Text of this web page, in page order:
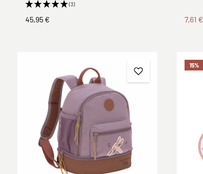
(3)
45,95 € 7,61 €
15%